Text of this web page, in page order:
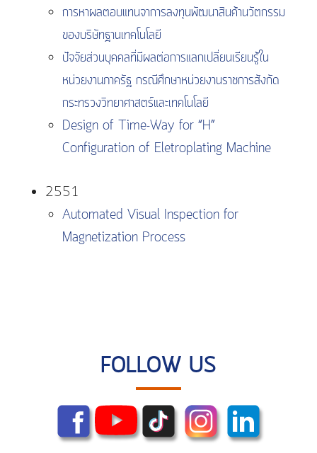
การหาผลตอบแทนจาการลงทุนพัฒนาสินค้านวัตกรรม
ของบริษัทฐานเทคโนโลยี
ปัจจัยส่วนบุคคลที่มีผลต่อการแลกเปลี่ยนเรียนรู้ใน
หน่วยงานภาครัฐ กรณีศึกษาหน่วยงานราชการสังกัด
กระทรวงวิทยาศาสตร์และเทคโนโลยี
Design of Time-Way for “H”
Configuration of Eletroplating Machine
2551
Automated Visual Inspection for
Magnetization Process
FOLLOW US